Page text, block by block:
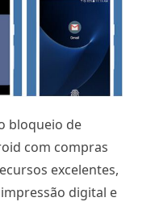
bloqueio de
com compras
excelentes,
digital e